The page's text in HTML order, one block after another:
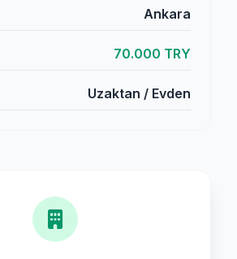
Ankara
70.000 TRY
Uzaktan / Evden